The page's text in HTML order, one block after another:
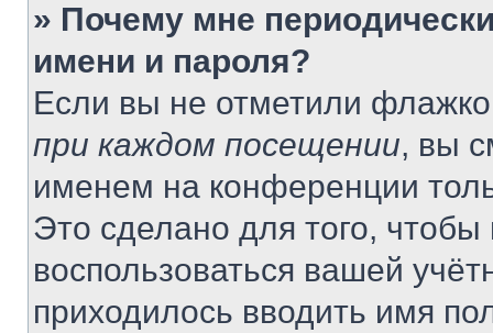
» Почему мне
имени и пароля?
Если вы не отметили
при каждом посещении, вы
именем на конференции
Это сделано для того, чтобы
воспользоваться вашей
приходилось вводить имя